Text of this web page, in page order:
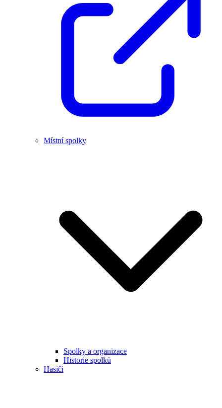
Místní spolky
Spolky a organizace
Historie spolků
Hasiči